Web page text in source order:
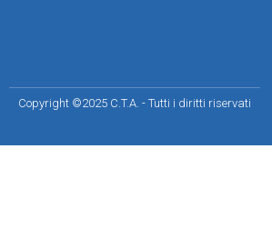
Copyright ©2025 C.T.A. - Tutti i diritti riservati